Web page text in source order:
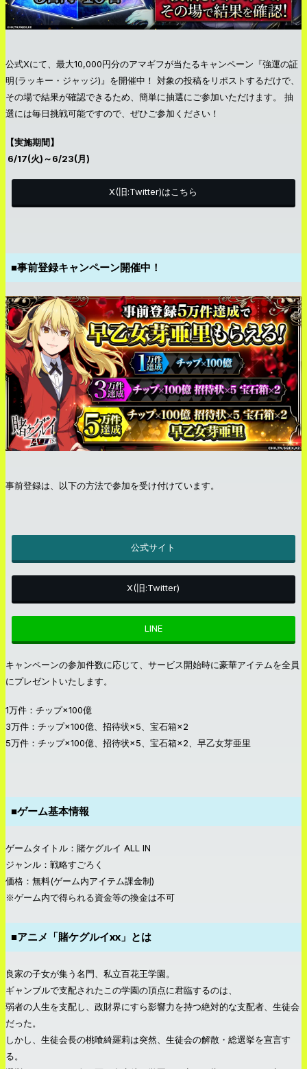
公式Xにて、最大10,000円分のアマギフが当たるキャンペーン『強運の証
明(ラッキー・ジャッジ)』を開催中！ 対象の投稿をリポストするだけで、
その場で結果が確認できるため、簡単に抽選にご参加いただけます。 抽
選には毎日挑戦可能ですので、ぜひご参加ください！
【実施期間】
6/17(火)～6/23(月)
X(旧:Twitter)はこちら
■事前登録キャンペーン開催中！
事前登録は、以下の方法で参加を受け付けています。
公式サイト
X(旧:Twitter)
LINE
キャンペーンの参加件数に応じて、サービス開始時に豪華アイテムを全員
にプレゼントいたします。
1万件：チップ×100億
3万件：チップ×100億、招待状×5、宝石箱×2
5万件：チップ×100億、招待状×5、宝石箱×2、早乙女芽亜里
■ゲーム基本情報
ゲームタイトル：賭ケグルイ ALL IN
ジャンル：戦略すごろく
価格：無料(ゲーム内アイテム課金制)
※ゲーム内で得られる資金等の換金は不可
■アニメ「賭ケグルイxx」とは
良家の子女が集う名門、私立百花王学園。
ギャンブルで支配されたこの学園の頂点に君臨するのは、
弱者の人生を支配し、政財界にすら影響力を持つ絶対的な支配者、生徒会
だった。
しかし、生徒会長の桃喰綺羅莉は突然、生徒会の解散・総選挙を宣言す
る。